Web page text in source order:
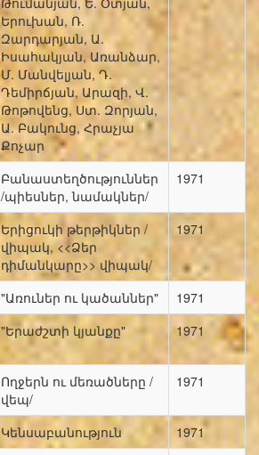
Երուխան, Ռ.
Զարդարյան, Ա.
Իսահակյան, Առանձար,
Մ. Մանվելյան, Դ.
Դեմիրճյան, Արազի, Վ.
Թոթովենց, Ստ. Զորյան,
Ա. Բակունց, Հրաչյա
Քոչար
Բանաստեղծություններ
/պիեսներ, նամակներ/
1971
Երիցուկի թերթիկներ /
վիպակ, <<Ձեր
դիմանկարը>> վիպակ/
1971
"Առուներ ու կածաններ"
1971
"Երաժշտի կյանքը" 1971
Ողջերն ու մեռածները /
վեպ/
1971
Կենսաբանություն
1971